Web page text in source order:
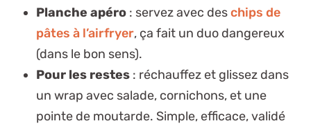
Planche apéro : servez avec deschips de
pâtes à l’airfryer, ça fait un duo dangereux
(dans le bon sens).
Pour les restes : réchauffez et glissez dans
un wrap avec salade, cornichons, et une
pointe de moutarde. Simple, efficace, validé